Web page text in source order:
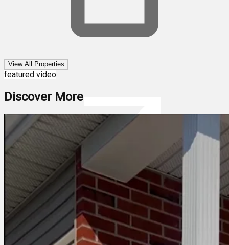
View All Properties
featured video
Discover More